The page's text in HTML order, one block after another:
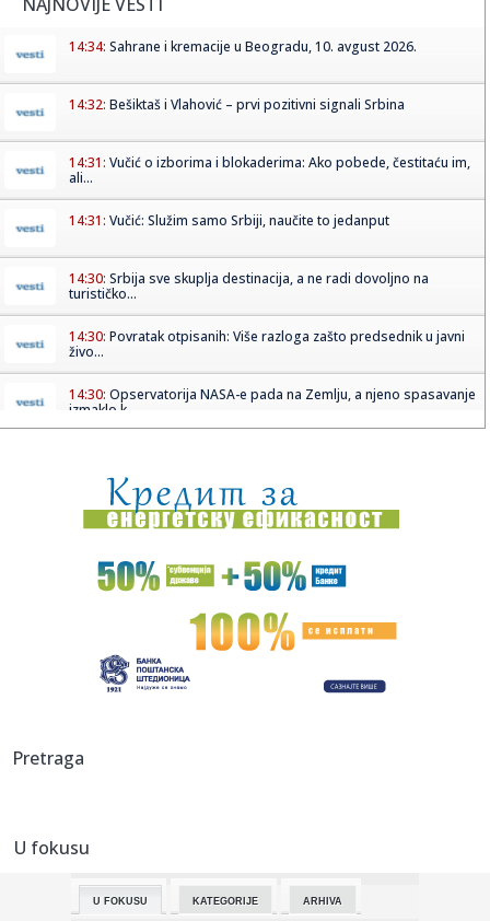
14:34: Sahrane i kremacije u Beogradu, 10. avgust 2026.
14:32: Bešiktaš i Vlahović – prvi pozitivni signali Srbina
14:31: Vučić o izborima i blokaderima: Ako pobede, čestitaću im,
ali...
14:31: Vučić: Služim samo Srbiji, naučite to jedanput
14:30: Srbija sve skuplja destinacija, a ne radi dovoljno na
turističko...
14:30: Povratak otpisanih: Više razloga zašto predsednik u javni
živo...
14:30: Opservatorija NASA-e pada na Zemlju, a njeno spasavanje
izmaklo k...
14:29:Netanjahu rekao „ne“ Trampovom planu od 15 tačaka:
Izraelska...
14:29:Netanjahu rekao "ne" Trampovom planu za Gazu: Ovo je
njegov uslov
Poznato kada počinju pregovori o utvrđivanju minimalne
14:24:Svetu ponestaje rečnog peska, a to predstavlja ogroman
14:14:
14:11: Susret Cece i JK u Budvi? Pevačica samo jedno poručila!
Pretraga
U fokusu
U FOKUSU KATEGORIJE ARHIVA